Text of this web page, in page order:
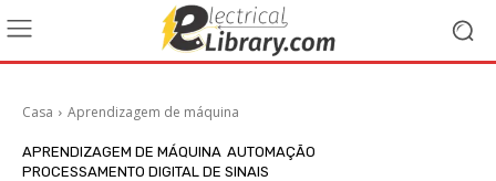
Casa Aprendizagem de máquina
APRENDIZAGEM DE MÁQUINA AUTOMAÇÃO
PROCESSAMENTO DIGITAL DE SINAIS